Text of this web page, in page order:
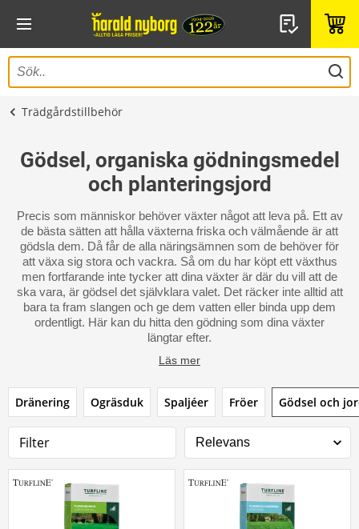
Trädgårdstillbehör
Gödsel, organiska gödningsmedel
och planteringsjord
Precis som människor behöver växter något att leva på. Ett av
de bästa sätten att hålla växterna friska och välmående är att
gödsla dem. Då får de alla näringsämnen som de behöver för
att växa sig stora och vackra. Så om du har köpt ett växthus
men fortfarande inte tycker att dina växter är där du vill att de
ska vara, är gödsel det självklara valet. Det räcker inte alltid att
bara ta fram slangen och ge dem vatten eller binda upp dem
ordentligt. Här kan du hitta den gödning som dina växter
längtar efter.
Läs mer
Dränering Ogräsduk Spaljéer Fröer Gödsel och
Filter